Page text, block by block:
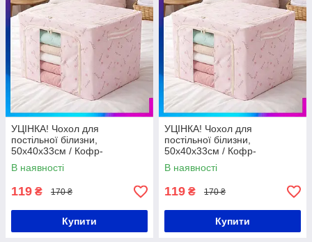
УЦІНКА! Чохол для
постільної білизни,
50х40х33см / Кофр-
органайзер для одягу /
Коробка для зберігання
речей / Органайзер у шафу
В наявності
119 ₴ 170 ₴
Купити
УЦІНКА! Чохол для
постільної білизни,
50х40х33см / Кофр-
органайзер для одягу /
Коробка для зберігання
речей / Органайзер у шафу
В наявності
119 ₴ 170 ₴
Купити